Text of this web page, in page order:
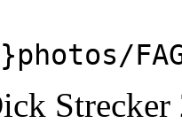
Strecker